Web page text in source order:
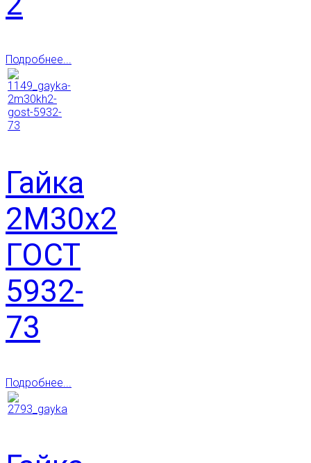
Подробнее...
Гайка
2М30х2
ГОСТ
5932-
73
Подробнее...